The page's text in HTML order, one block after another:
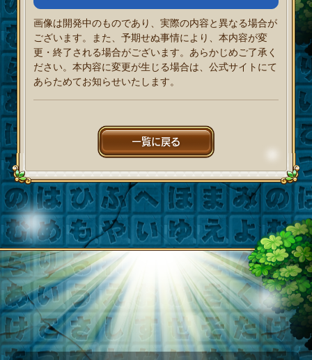
画像は開発中のものであり、実際の内容と異なる場合が
ございます。また、予期せぬ事情により、本内容が変
更・終了される場合がございます。あらかじめご了承く
ださい。本内容に変更が生じる場合は、公式サイトにて
あらためてお知らせいたします。
一覧に戻る